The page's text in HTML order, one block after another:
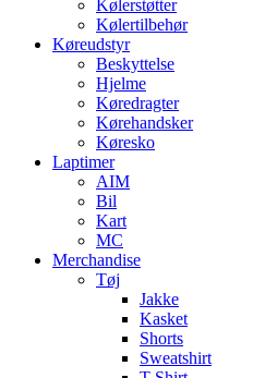
Kølerstøtter
Kølertilbehør
Køreudstyr
Beskyttelse
Hjelme
Køredragter
Kørehandsker
Køresko
Laptimer
AIM
Bil
Kart
MC
Merchandise
Tøj
Jakke
Kasket
Shorts
Sweatshirt